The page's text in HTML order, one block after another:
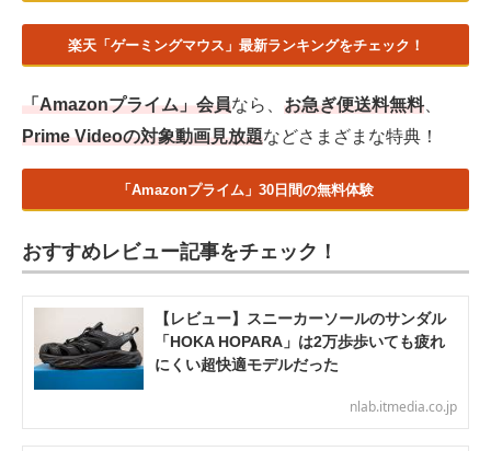
楽天「ゲーミングマウス」最新ランキングをチェック！
「Amazonプライム」会員なら、 お急ぎ便送料無料
Prime Videoの対象動画見放題などさまざまな特典！
「Amazonプライム」30日間の無料体験
おすすめレビュー記事をチェック！
【レビュー】スニーカーソールのサンダル
「HOKA HOPARA」は2万歩歩いても疲れ
にくい超快適モデルだった
nlab.itmedia.co.jp